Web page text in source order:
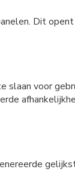
Dit
slaan voor